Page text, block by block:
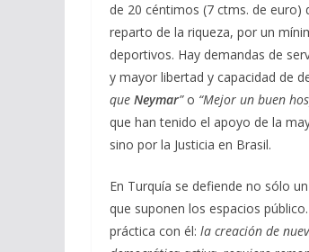
de 20 céntimos (7 ctms. de
reparto de la riqueza, por un
deportivos. Hay demandas de
y mayor libertad y capacidad de
que Neymar”o “Mejor un buen
que han tenido el apoyo de la
sino por la Justicia en Brasil.
En Turquía se defiende no sólo
que suponen los espacios
práctica con él: la creación de